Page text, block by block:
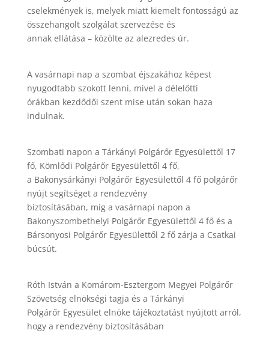
cselekmények is, melyek miatt kiemelt fontosságú az
összehangolt szolgálat szervezése és
annak ellátása – közölte az alezredes úr.
A vasárnapi nap a szombat éjszakához képest
nyugodtabb szokott lenni, mivel a délelőtti
órákban kezdődői szent mise után sokan haza
indulnak.
Szombati napon a Tárkányi Polgárőr Egyesülettől 17
fő, Kömlődi Polgárőr Egyesülettől 4 fő,
a Bakonysárkányi Polgárőr Egyesülettől 4 fő polgárőr
nyújt segítséget a rendezvény
biztosításában, míg a vasárnapi napon a
Bakonyszombethelyi Polgárőr Egyesülettől 4 fő és a
Bársonyosi Polgárőr Egyesülettől 2 fő zárja a Csatkai
búcsút.
Róth István a Komárom-Esztergom Megyei Polgárőr
Szövetség elnökségi tagja és a Tárkányi
Polgárőr Egyesület elnöke tájékoztatást nyújtott arról,
hogy a rendezvény biztosításában